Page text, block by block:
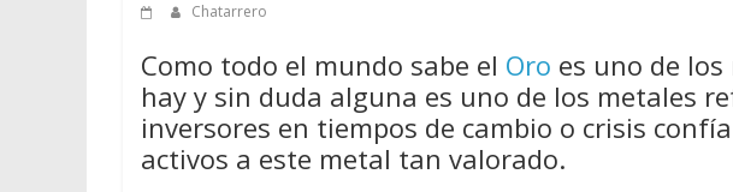
Chatarrero
Como todo el mundo sabe el Oro es uno de
hay y sin duda alguna es uno de los metales
inversores en tiempos de cambio o crisis
activos a este metal tan valorado.